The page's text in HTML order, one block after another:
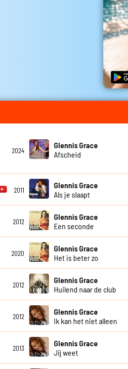
2024
Glennis Grace
Afscheid
2011
Glennis Grace
Als je slaapt
2012
Glennis Grace
Een seconde
2020
Glennis Grace
Het is beter zo
2012
Glennis Grace
Huilend naar de club
2012
Glennis Grace
Ik kan het niet alleen
2013
Glennis Grace
Jij weet